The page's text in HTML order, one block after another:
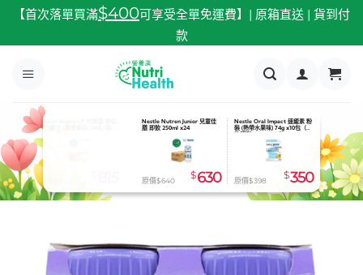
內
【首次落單買滿$400可享受全單免運費】| 原箱直送 | 貨到付
款
Nutricia Souvenaid 智敏捷 (士
多啤梨味) 125ml x24
原價$896 $815
Nestle Oral Impact 速癒素 粉
裝 (熱帶水果味) 74g x10包（有
效期到2026.08.31）
原價$398 $350